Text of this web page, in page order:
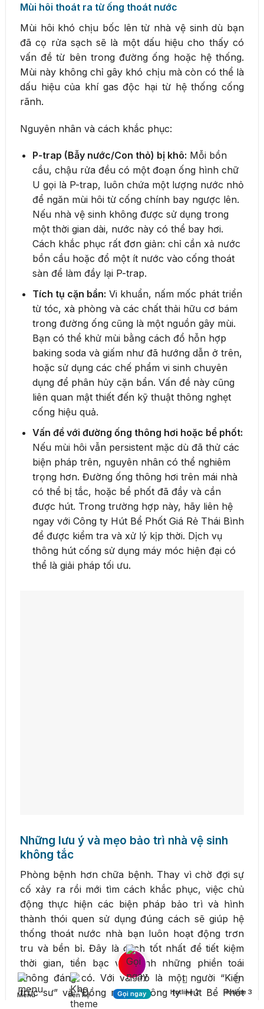
Mùi hôi thoát ra từ ống thoát nước
Mùi hôi khó chịu bốc lên từ nhà vệ sinh dù bạn
đã cọ rửa sạch sẽ là một dấu hiệu cho thấy có
vấn đề từ bên trong đường ống hoặc hệ thống.
Mùi này không chỉ gây khó chịu mà còn có thể là
dấu hiệu của khí gas độc hại từ hệ thống cống
rãnh.
Nguyên nhân và cách khắc phục:
P-trap (Bẫy nước/Con thỏ) bị khô: Mỗi bồn
cầu, chậu rửa đều có một đoạn ống hình chữ
U gọi là P-trap, luôn chứa một lượng nước nhỏ
để ngăn mùi hôi từ cống chính bay ngược lên.
Nếu nhà vệ sinh không được sử dụng trong
một thời gian dài, nước này có thể bay hơi.
Cách khắc phục rất đơn giản: chỉ cần xả nước
bồn cầu hoặc đổ một ít nước vào cống thoát
sàn để làm đầy lại P-trap.
Tích tụ cặn bẩn: Vi khuẩn, nấm mốc phát triển
từ tóc, xà phòng và các chất thải hữu cơ bám
trong đường ống cũng là một nguồn gây mùi.
Bạn có thể khử mùi bằng cách đổ hỗn hợp
baking soda và giấm như đã hướng dẫn ở trên,
hoặc sử dụng các chế phẩm vi sinh chuyên
dụng để phân hủy cặn bẩn. Vấn đề này cũng
liên quan mật thiết đến kỹ thuật thông nghẹt
cống hiệu quả.
Vấn đề với đường ống thông hơi hoặc bể phốt:
Nếu mùi hôi vẫn persistent mặc dù đã thử các
biện pháp trên, nguyên nhân có thể nghiêm
trọng hơn. Đường ống thông hơi trên mái nhà
có thể bị tắc, hoặc bể phốt đã đầy và cần
được hút. Trong trường hợp này, hãy liên hệ
ngay với Công ty Hút Bể Phốt Giá Rẻ Thái Bình
để được kiểm tra và xử lý kịp thời. Dịch vụ
thông hút cống sử dụng máy móc hiện đại có
thể là giải pháp tối ưu.
Những lưu ý và mẹo bảo trì nhà vệ sinh
không tắc
Phòng bệnh hơn chữa bệnh. Thay vì chờ đợi sự
cố xảy ra rồi mới tìm cách khắc phục, việc chủ
động thực hiện các biện pháp bảo trì và hình
thành thói quen sử dụng đúng cách sẽ giúp hệ
thống thoát nước nhà bạn luôn hoạt động trơn
tru và bền bỉ. Đây là cách tốt nhất để tiết kiệm
thời gian, tiền bạc và tránh những phiền toái
không đáng có. Với vai trò là một người “Kiến
trúc sư” và “Đồng minh”, Công ty Hút Bể Phốt
Menu liên hệ Gọi ngay Hotline 2 Hotline 3